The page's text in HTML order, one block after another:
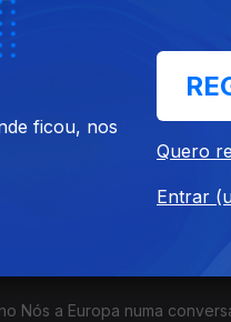
sensíveis; Pacto Europeu de
em Assuntos
do TJE; Ordem
Nós a Europa numa
ficou, nos
Quero
Entrar